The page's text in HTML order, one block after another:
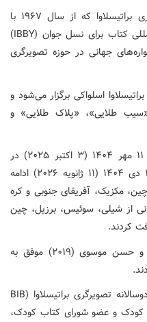
بر اساس این خبر، دوسالانه تصویرگری براتیسلاوا که از سال ۱۹۶۷ با
حمایت یونسکو و زیر نظر دفتر بین‌المللی کتاب برای نسل جوان (IBBY)
جهانی در حوزه تصویرگری
اسلواکی برگزار می‌شود و
«سیب طلایی»، «پلاک طلایی» و
در سی‌اُمین دوره این جشنواره که از ۱۱ مهر ۱۴۰۴ (۳ اکتبر ۲۰۲۵) در
گالری ملی اسلواکی آغاز شده و تا ۲۱ دی ۱۴۰۴ (۱۱ ژانویه ۲۰۲۶) ادامه
مکزیک، آفریقای جنوبی و کره
از شیلی، سوئیس، برزیل، چین
کردند.
پیش‌تر نیز علیرضا گلدوزیان (۲۰۰۵) و حسن موسوی (۲۰۱۹) موفق به
یادآوری می‌شود امسال در سی‌امین دوسالانه تصویرگری براتیسلاوا (BIB
کودک و عضو شورای کتاب کودک،